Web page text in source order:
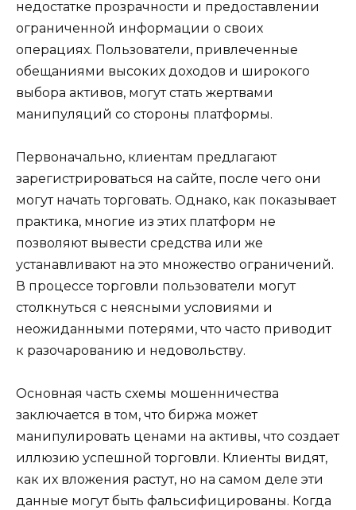
недостатке прозрачности и предоставлении
ограниченной информации о своих
операциях. Пользователи, привлеченные
обещаниями высоких доходов и широкого
выбора активов, могут стать жертвами
манипуляций со стороны платформы.
Первоначально, клиентам предлагают
зарегистрироваться на сайте, после чего они
могут начать торговать. Однако, как показывает
практика, многие из этих платформ не
позволяют вывести средства или же
устанавливают на это множество ограничений.
В процессе торговли пользователи могут
столкнуться с неясными условиями и
неожиданными потерями, что часто приводит
к разочарованию и недовольству.
Основная часть схемы мошенничества
заключается в том, что биржа может
манипулировать ценами на активы, что создает
иллюзию успешной торговли. Клиенты видят,
как их вложения растут, но на самом деле эти
данные могут быть фальсифицированы. Когда